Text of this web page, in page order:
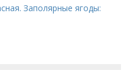
Заполярные ягоды: